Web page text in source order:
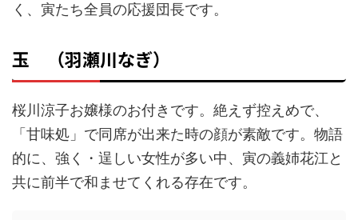
く、寅たち全員の応援団長です。
玉 （羽瀬川なぎ）
桜川涼子お嬢様のお付きです。絶えず控えめで、
「甘味処」で同席が出来た時の顔が素敵です。物語
的に、強く・逞しい女性が多い中、寅の義姉花江と
共に前半で和ませてくれる存在です。